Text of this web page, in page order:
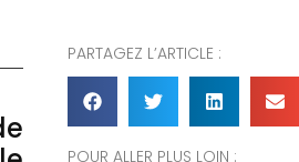
PARTAGEZ L’ARTICLE :
POUR ALLER PLUS LOIN :